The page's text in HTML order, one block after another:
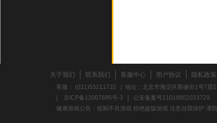
关于我们 联系我们 客服中心 用户协议 隐私政策
客服： (021)53211732 | 地址：北京市海淀区善缘街1号7
京ICP备12007695号-3
公安备案号11010802023729
健康游戏公告：抵制不良游戏 拒绝盗版游戏 注意自我保护 谨